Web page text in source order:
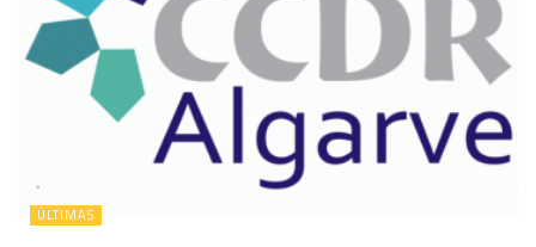
ÚLTIMAS